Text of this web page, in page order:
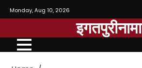
Monday, Aug 10, 2026
इगतपुरीनामा